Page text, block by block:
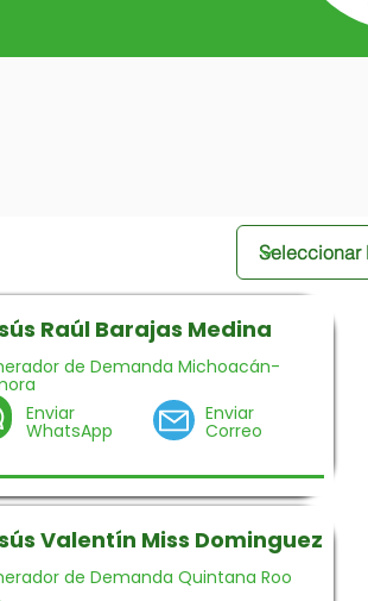
Raúl Barajas Medina
de Demanda Michoacán-
Enviar
WhatsApp
Enviar
Correo
Valentín Miss Dominguez
de Demanda Quintana Roo